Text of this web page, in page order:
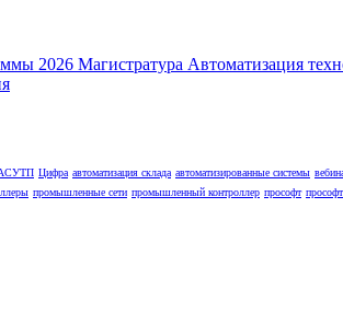
Цифра автоматизация склада автоматизированные системы
промышленные сети промышленный контроллер прософт